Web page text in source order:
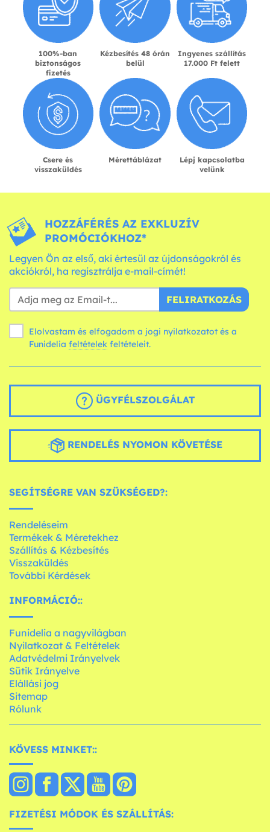
100%-ban
biztonságos
fizetés
Kézbesítés 48 órán
belül
Ingyenes szállítás
17.000 Ft felett
Csere és
visszaküldés
Mérettáblázat
Lépj kapcsolatba
velünk
HOZZÁFÉRÉS AZ EXKLUZÍV
PROMÓCIÓKHOZ*
Legyen Ön az első, aki értesül az újdonságokról és
akciókról, ha regisztrálja e-mail-címét!
FELIRATKOZÁS
Elolvastam és elfogadom a jogi nyilatkozatot és a
Funidelia feltételek feltételeit.
ÜGYFÉLSZOLGÁLAT
RENDELÉS NYOMON KÖVETÉSE
SEGÍTSÉGRE VAN SZÜKSÉGED?:
Rendeléseim
Termékek & Méretekhez
Szállítás & Kézbesítés
Visszaküldés
További Kérdések
INFORMÁCIÓ::
Funidelia a nagyvilágban
Nyilatkozat & Feltételek
Adatvédelmi Irányelvek
Sütik Irányelve
Elállási jog
Sitemap
Rólunk
KÖVESS MINKET::
FIZETÉSI MÓDOK ÉS SZÁLLÍTÁS: